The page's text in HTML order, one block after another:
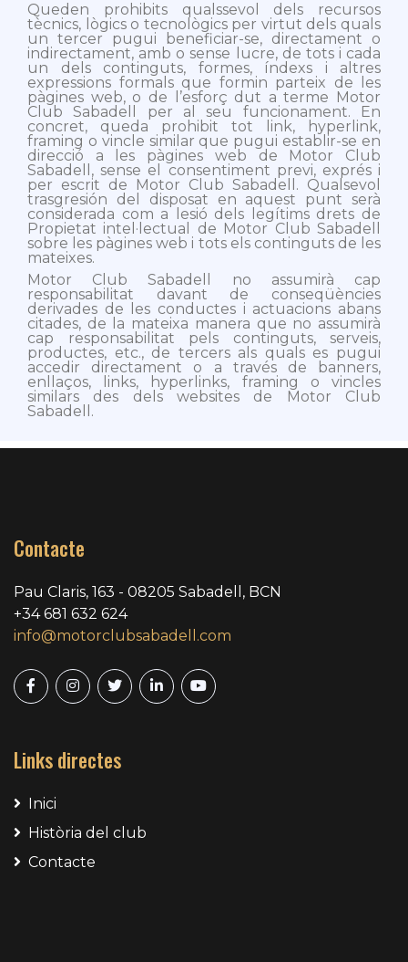
Queden prohibits qualssevol dels recursos
tècnics, lògics o tecnològics per virtut dels quals
un tercer pugui beneficiar-se, directament o
indirectament, amb o sense lucre, de tots i cada
un dels continguts, formes, índexs i altres
expressions formals que formin parteix de les
pàgines web, o de l’esforç dut a terme Motor
Club Sabadell per al seu funcionament. En
concret, queda prohibit tot link, hyperlink,
framing o vincle similar que pugui establir-se en
direcció a les pàgines web de Motor Club
Sabadell, sense el consentiment previ, exprés i
per escrit de Motor Club Sabadell. Qualsevol
trasgresión del disposat en aquest punt serà
considerada com a lesió dels legítims drets de
Propietat intel·lectual de Motor Club Sabadell
sobre les pàgines web i tots els continguts de les
mateixes.
Motor Club Sabadell no assumirà cap
responsabilitat davant de conseqüències
derivades de les conductes i actuacions abans
citades, de la mateixa manera que no assumirà
cap responsabilitat pels continguts, serveis,
productes, etc., de tercers als quals es pugui
accedir directament o a través de banners,
enllaços, links, hyperlinks, framing o vincles
similars des dels websites de Motor Club
Sabadell.
Contacte
Pau Claris, 163 - 08205 Sabadell, BCN
+34 681 632 624
info@motorclubsabadell.com
Links directes
Inici
Història del club
Contacte